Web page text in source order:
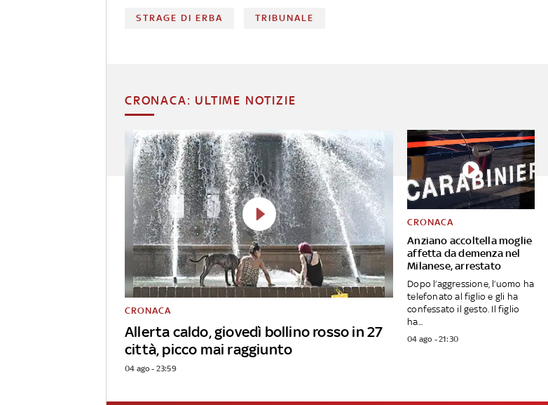
STRAGE DI ERBA TRIBUNALE
CRONACA: ULTIME NOTIZIE
Allerta caldo, giovedì bollino rosso in 27
città, picco mai raggiunto
CRONACA
04 ago - 23:59
Anziano accoltella moglie
affetta da demenza nel
Milanese, arrestato
CRONACA
Dopo l’aggressione, l’uomo ha
telefonato al figlio e gli ha
confessato il gesto. Il figlio
ha...
04 ago - 21:30